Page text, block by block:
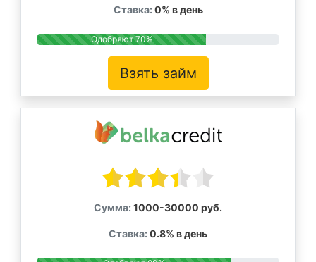
Ставка: 0% в день
Одобряют 70%
Взять займ
Сумма: 1000-30000 руб.
Ставка: 0.8% в день